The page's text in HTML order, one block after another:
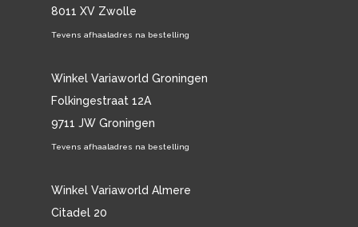
8011 XV Zwolle
Tevens afhaaladres na bestelling
Winkel Variaworld Groningen
Folkingestraat 12A
9711 JW Groningen
Tevens afhaaladres na bestelling
Winkel Variaworld Almere
Citadel 20